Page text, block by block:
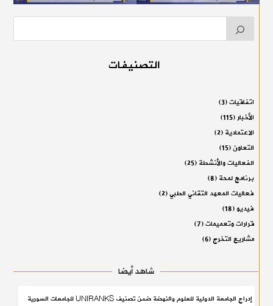
التصنيفات
اتفاقيات(3)
الأخبار(115)
الاعتمادية(2)
التعاون(15)
الفعاليات والأنشطة(25)
برنامج لمحة(8)
فعاليات المعهد التقاني الطبي(2)
فيديو(18)
قرارات وتعميمات(7)
مشاريع التخرج(6)
شاهد أيضا
إدراج الجامعة الدولية للعلوم والنهضة ضمن تصنيف UNIRANKS للجامعات السورية